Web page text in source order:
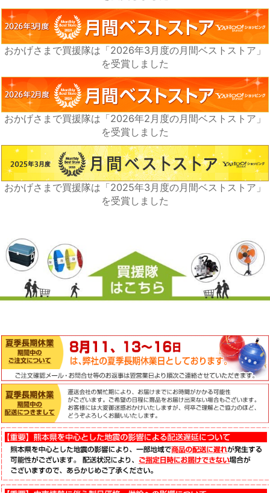
おかげさまで買援隊は「2026年3月度の月間ベストストア」
を受賞しました
おかげさまで買援隊は「2026年2月度の月間ベストストア」
を受賞しました
おかげさまで買援隊は「2025年3月度の月間ベストストア」
を受賞しました